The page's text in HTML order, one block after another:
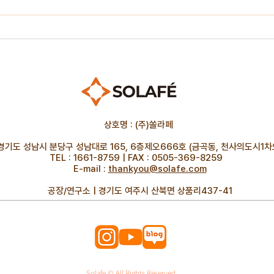
상호명 : (주)쏠라페
기도 성남시 분당구 성남대로 165, 6층제오666호 (금곡동, 천사의도시1차
TEL : 1661-8759 | FAX : 0505-369-8259
E-mail : thankyou@solafe.com
공장/연구소 | 경기도 여주시 산북면 상품리437-41